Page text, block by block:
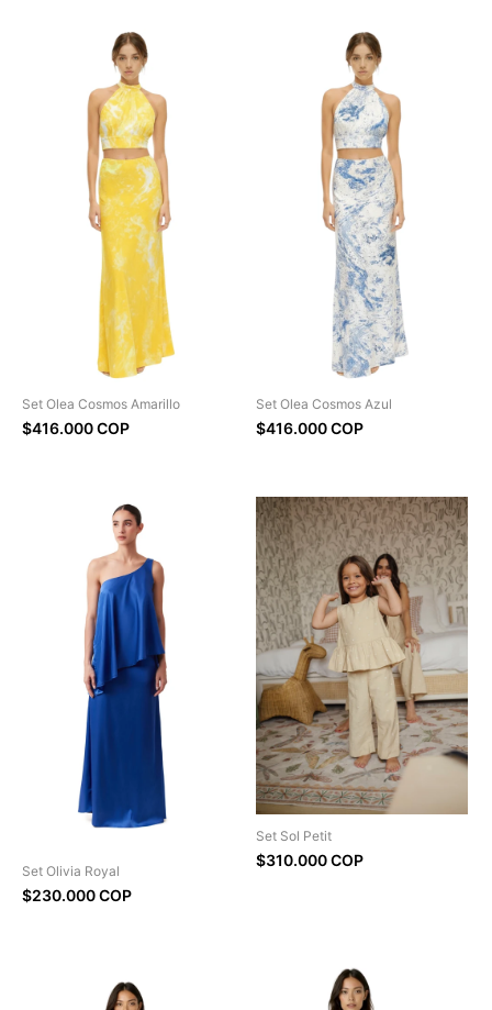
Set Olea Cosmos Amarillo
$416.000 COP
Set Olea Cosmos Azul
$416.000 COP
Set Olivia Royal
$230.000 COP
Set Sol Petit
$310.000 COP